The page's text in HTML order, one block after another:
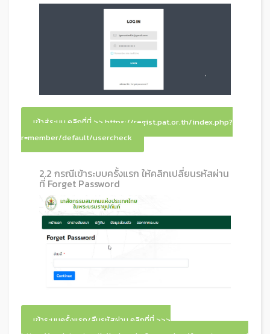
เข้าสู่ระบบ คลิกที่นี่ >> https://regist.pat.or.th/index.php?
r=member/default/usercheck
2.2 กรณีเข้าระบบครั้งแรก ให้คลิกเปลี่ยนรหัสผ่าน
ที่ Forget Password
เข้าระบบครั้งแรก/ลืมรหัสผ่าน คลิกที่นี่ >>>